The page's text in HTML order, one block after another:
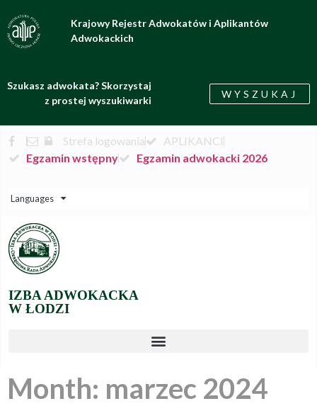
Krajowy Rejestr Adwokatów i Aplikantów
Adwokackich
Szukasz adwokata? Skorzystaj
z prostej wyszukiwarki
WYSZUKAJ
Strefa logowania
APLIKANCI
Egzamin wstępny
Egzamin adwokacki 2026
Languages
IZBA ADWOKACKA
W ŁODZI
Month: marzec 2024